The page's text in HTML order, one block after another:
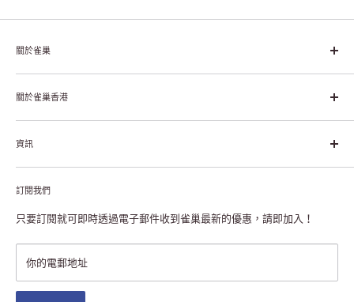
關於雀巢
雀巢集團起源於1866年的瑞士，目前是全球領先的「營養、健康、
幸福生活」企業。雀巢的目標是「我們充分發掘食品的力量，提升
關於雀巢香港
關於雀巢香港
雀巢香港創造共享價值
聯絡我們
私隱聲明
註冊NESCAFÉ® Dolce Gusto®咖啡機
資訊
付款及送貨
退貨或更換
常見問題
雀巢會員獎賞
澳門地區送貨
訂閱我們
只要訂閱就可即時透過電子郵件收到雀巢最新的優惠，請即加入！
你的電郵地址